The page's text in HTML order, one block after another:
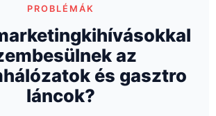
PROBLÉMÁK
az
és gasztro
láncok?